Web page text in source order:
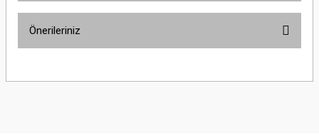
Önerileriniz
yetersiz gördüğünüz noktaları öneri formunu kullanarak tarafımıza